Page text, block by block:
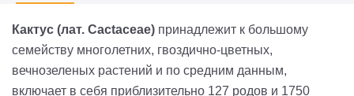
Кактус (лат. Cactaceae) принадлежит к большому
семейству многолетних, гвоздично-цветных,
вечнозеленых растений и по средним данным,
включает в себя приблизительно 127 родов и 1750